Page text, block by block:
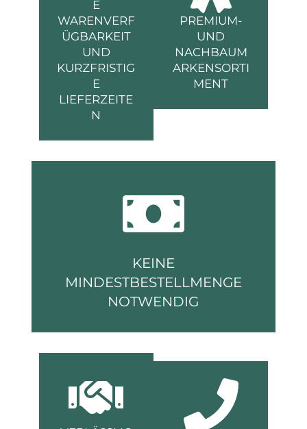
E
WARENVERF
ÜGBARKEIT
UND
KURZFRISTIG
E
LIEFERZEITE
N
PREMIUM-
UND
NACHBAUM
ARKENSORTI
MENT
KEINE
MINDESTBESTELLMENGE
NOTWENDIG